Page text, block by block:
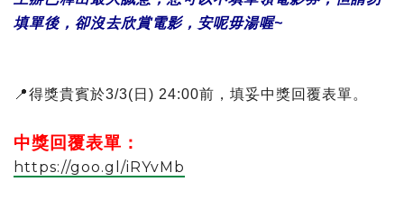
填單後，卻沒去欣賞電影，安呢毋湯喔~
📍得獎貴賓於3/3( 日 ) 24:00前，填妥中獎回覆表單。
中獎回覆表單：
https://goo.gl/iRYvMb